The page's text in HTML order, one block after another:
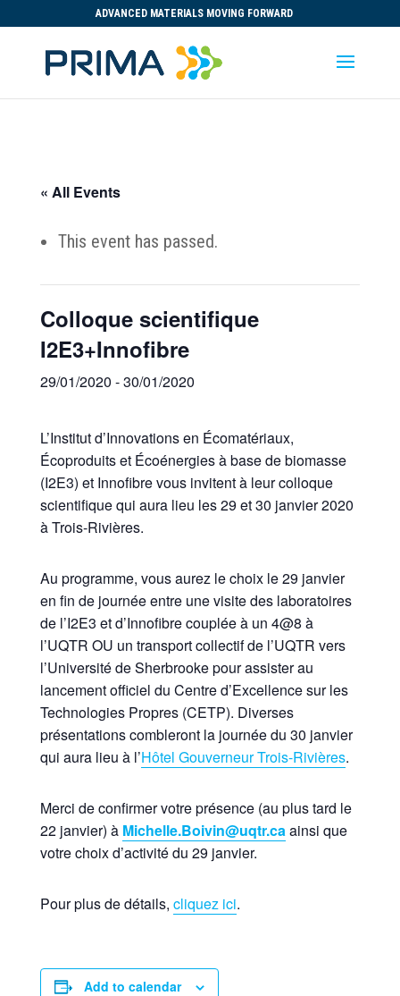
ADVANCED MATERIALS MOVING FORWARD
« All Events
This event has passed.
Colloque scientifique
I2E3+Innofibre
29/01/2020 -30/01/2020
L’Institut d’Innovations en Écomatériaux,
Écoproduits et Écoénergies à base de biomasse
(I2E3) et Innofibre vous invitent à leur colloque
scientifique qui aura lieu les 29 et 30 janvier 2020
à Trois-Rivières.
Au programme, vous aurez le choix le 29 janvier
en fin de journée entre une visite des laboratoires
de l’I2E3 et d’Innofibre couplée à un 4@8 à
l’UQTR OU un transport collectif de l’UQTR vers
l’Université de Sherbrooke pour assister au
lancement officiel du Centre d’Excellence sur les
Technologies Propres (CETP). Diverses
présentations combleront la journée du 30 janvier
qui aura lieu à l’Hôtel Gouverneur Trois-Rivières.
Merci de confirmer votre présence (au plus tard le
22 janvier) à Michelle.Boivin@uqtr.caainsi que
votre choix d’activité du 29 janvier.
Pour plus de détails, cliquez ici.
Add to calendar